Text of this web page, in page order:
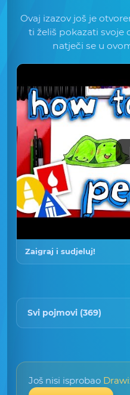
Ovaj izazov još je
ti želiš pokazati svoje
natječi se u
Zaigraj i sudjeluj!
Svi pojmovi (369)
Još nisi isprobao